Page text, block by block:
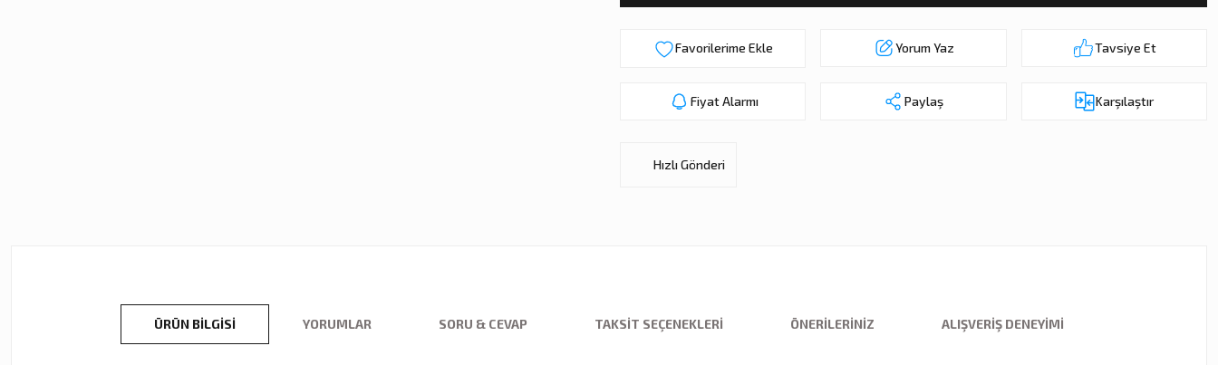
Yorum Yaz Tavsiye Et
Fiyat Alarmı Paylaş Karşılaştır
Hızlı Gönderi
ÜRÜN BILGISI YORUMLAR SORU & CEVAP TAKSIT SEÇENEKLERI ÖNERILERINIZ ALIŞVERIŞ DENEYIMI